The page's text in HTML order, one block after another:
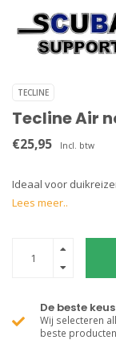
TECLINE
Tecline Air
€25,95 Incl. btw
Ideaal voor
Lees meer..
De beste keus
Wij selecteren
beste producten